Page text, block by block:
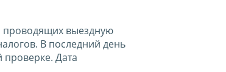
проводящих выездную
В последний день
Дата